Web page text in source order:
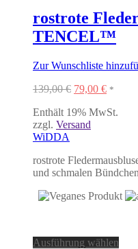
rostrote
TENCEL™
Zur Wunschliste
139,00€ Ursprünglicher
war:
139,00 €
79,00 €
ist:
*
Enthält 19% MwSt.
zzgl. Versand
WiDDA
rostrote
und schmalen
Ausführung wählen